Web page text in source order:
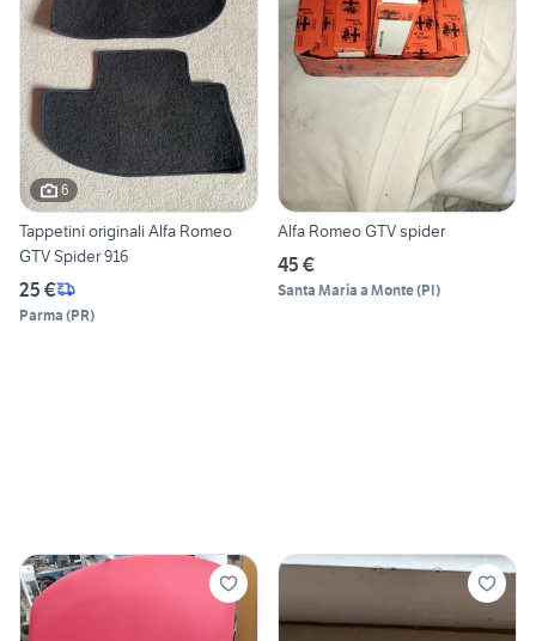
6
Tappetini originali Alfa Romeo
GTV Spider 916
25 €
Parma (PR)
Alfa Romeo GTV spider
45 €
Santa Maria a Monte(PI)